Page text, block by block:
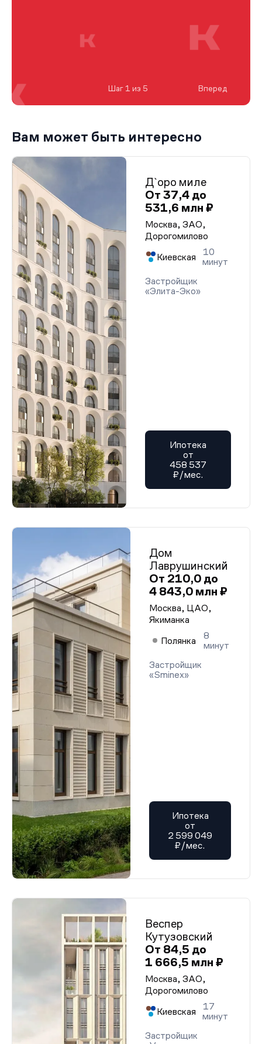
Шаг 1 из 5 Вперед
Вам может быть интересно
Д`оро миле
От 37,4 до
531,6 млн ₽
Москва, ЗАО,
Дорогомилово
Киевская
10
минут
Застройщик
«Элита-Эко»
Ипотека
от
458 537
₽/мес.
Дом
Лаврушинский
От 210,0 до
4 843,0 млн ₽
Москва, ЦАО,
Якиманка
Полянка
8
минут
Застройщик
«Sminex»
Ипотека
от
2 599 049
₽/мес.
Веспер
Кутузовский
От 84,5 до
1 666,5 млн ₽
Москва, ЗАО,
Дорогомилово
Киевская
17
минут
Застройщик